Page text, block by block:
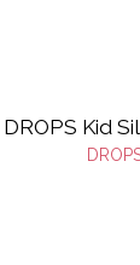
DROPS Kid